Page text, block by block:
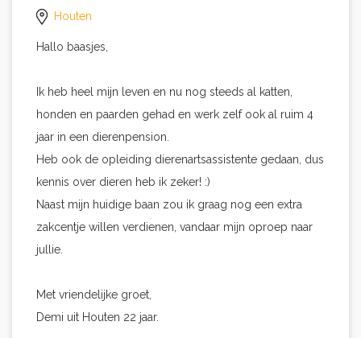
Houten
Hallo baasjes,
Ik heb heel mijn leven en nu nog steeds al katten,
honden en paarden gehad en werk zelf ook al ruim 4
jaar in een dierenpension.
Heb ook de opleiding dierenartsassistente gedaan, dus
kennis over dieren heb ik zeker! :)
Naast mijn huidige baan zou ik graag nog een extra
zakcentje willen verdienen, vandaar mijn oproep naar
jullie.
Met vriendelijke groet,
Demi uit Houten 22 jaar.